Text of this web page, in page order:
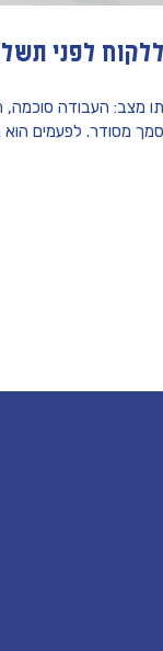
לפני
מצב: העבודה
מסודר. לפעמים